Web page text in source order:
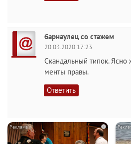
барнаулец со стажем
20.03.2020 17:23
Скандальный типок. Ясно
менты правы.
Ответить
i